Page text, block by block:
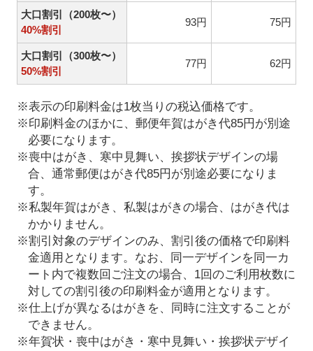
大口割引（200枚〜）
40%割引
93円 75円
大口割引（300枚〜）
50%割引
77円 62円
※表示の印刷料金は1枚当りの税込価格です。
※印刷料金のほかに、郵便年賀はがき代85円が別途
必要になります。
※喪中はがき、寒中見舞い、挨拶状デザインの場
合、通常郵便はがき代85円が別途必要になりま
す。
※私製年賀はがき、私製はがきの場合、はがき代は
かかりません。
※割引対象のデザインのみ、割引後の価格で印刷料
金適用となります。なお、同一デザインを同一カ
ート内で複数回ご注文の場合、1回のご利用枚数に
対しての割引後の印刷料金が適用となります。
※仕上げが異なるはがきを、同時に注文することが
できません。
※年賀状・喪中はがき・寒中見舞い・挨拶状デザイ